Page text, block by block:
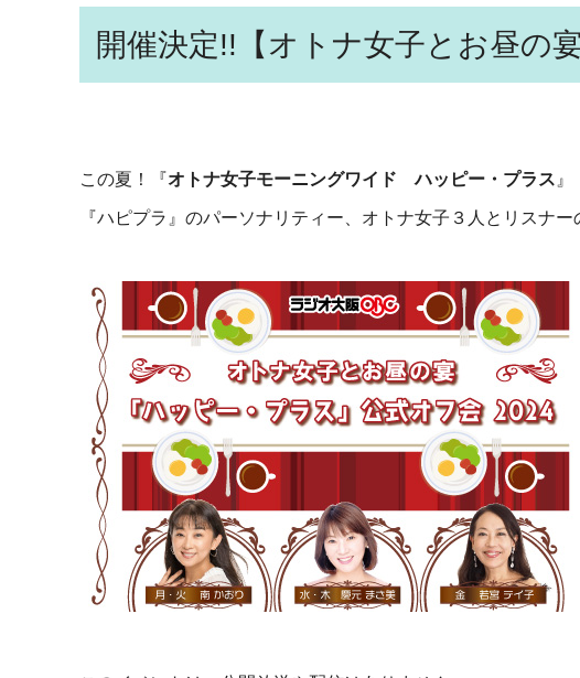
開催決定!!【オトナ女子とお昼の
この夏！『オトナ女子モーニングワイド ハッピー・プラス
『ハピプラ』のパーソナリティー、オトナ女子３人とリスナ